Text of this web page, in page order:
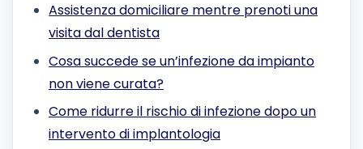
Assistenza domiciliare mentre prenoti una
visita dal dentista
Cosa succede se un’infezione da impianto
non viene curata?
Come ridurre il rischio di infezione dopo un
intervento di implantologia